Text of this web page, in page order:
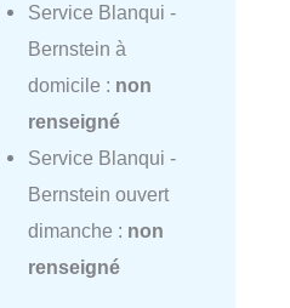
Service Blanqui -
Bernstein à
domicile : non
renseigné
Service Blanqui -
Bernstein ouvert
dimanche : non
renseigné